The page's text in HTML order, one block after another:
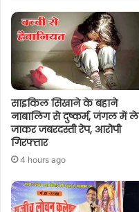
साइकिल सिखाने के बहाने
नाबालिग से दुष्कर्म, जंगल में ले
जाकर जबरदस्ती रेप, आरोपी
गिरफ्तार
4 hours ago